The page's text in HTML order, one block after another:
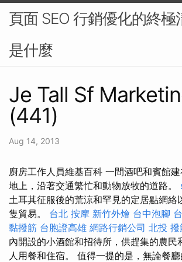
頁面 SEO 行銷優化的終極
是什麼
Je Tall Sf
(441)
Aug 14, 2013
廚房工作人員維基百科 一間酒吧和賓館
地上，沿著交通繁忙和動物放牧的道路。
土耳其征服後的荒涼和罕見的定居點網絡
隻貿易。 台北 按摩 新竹外燴 台中泡腳
黏撥筋 台胞證高雄 網路行銷公司 北投 撥
內開設的小酒館和招待所，供趕集的農民
人用餐和住宿。 值得一提的是，無論餐